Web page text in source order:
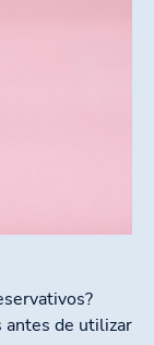
antes de utilizar